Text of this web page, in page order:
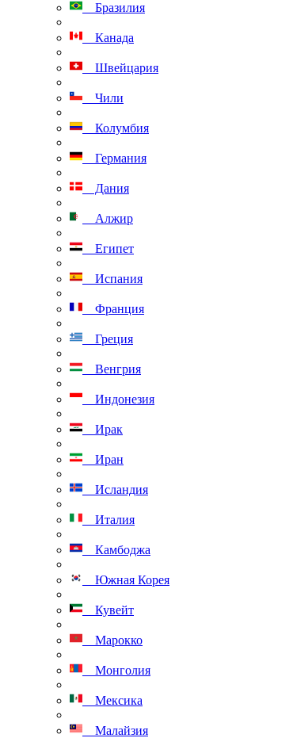
Бразилия
Канада
Швейцария
Чили
Колумбия
Германия
Дания
Алжир
Египет
Испания
Франция
Греция
Венгрия
Индонезия
Ирак
Иран
Исландия
Италия
Камбоджа
Южная Корея
Кувейт
Марокко
Монголия
Мексика
Малайзия